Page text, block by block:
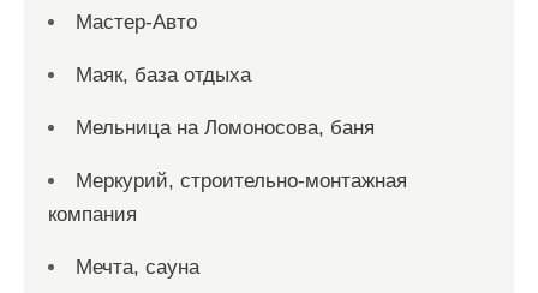
Мастер-Авто
Маяк, база отдыха
Мельница на Ломоносова, баня
Меркурий, строительно-монтажная
компания
Мечта, сауна